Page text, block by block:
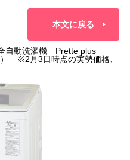
本文に戻る
自動洗濯機 Prette plus
※2月3日時点の実勢価格、